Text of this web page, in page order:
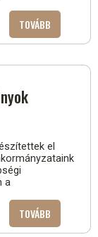
TOVÁBB
FELADAT
el
a
TOVÁBB
KÉTNYELVŰ